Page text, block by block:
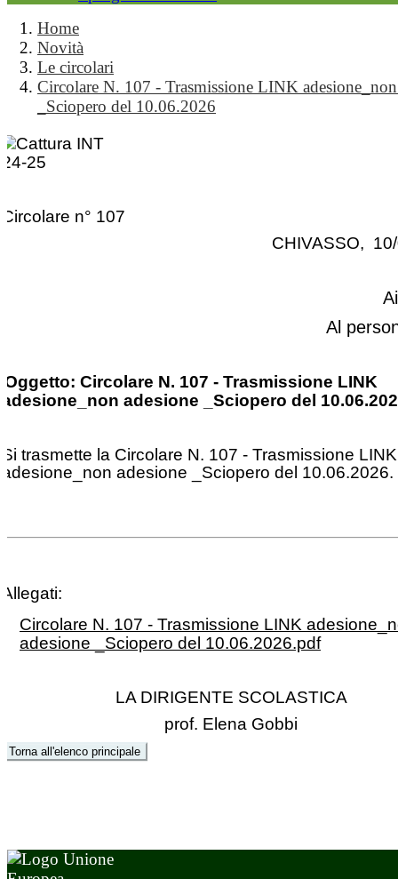
Home
Novità
Le circolari
Circolare N. 107 - Trasmissione LINK adesione_non
_Sciopero del 10.06.2026
Circolare n° 107
CHIVASSO,
Al
Oggetto: Circolare N. 107 - Trasmissione LINK
adesione_non adesione _Sciopero del
Si trasmette la Circolare N. 107 - Trasmissione LINK
adesione_non adesione _Sciopero del 10.06.2026.
Allegati:
Circolare N. 107 - Trasmissione LINK
adesione _Sciopero del 10.06.2026.pdf
LA DIRIGENTE SCOLASTICA
prof. Elena Gobbi
Torna all'elenco principale